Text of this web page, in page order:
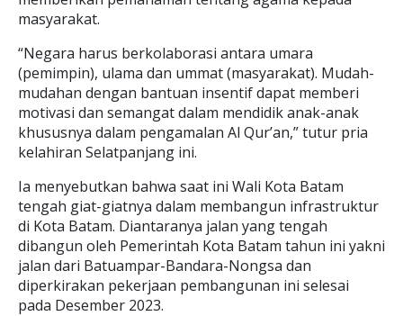
masyarakat.
“Negara harus berkolaborasi antara umara
(pemimpin), ulama dan ummat (masyarakat). Mudah-
mudahan dengan bantuan insentif dapat memberi
motivasi dan semangat dalam mendidik anak-anak
khususnya dalam pengamalan Al Qur’an,” tutur pria
kelahiran Selatpanjang ini.
Ia menyebutkan bahwa saat ini Wali Kota Batam
tengah giat-giatnya dalam membangun infrastruktur
di Kota Batam. Diantaranya jalan yang tengah
dibangun oleh Pemerintah Kota Batam tahun ini yakni
jalan dari Batuampar-Bandara-Nongsa dan
diperkirakan pekerjaan pembangunan ini selesai
pada Desember 2023.